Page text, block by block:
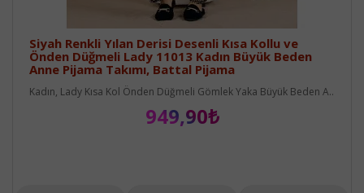
Siyah Renkli Yılan Derisi Desenli Kısa Kollu ve
Önden Düğmeli Lady 11013 Kadın Büyük Beden
Anne Pijama Takımı, Battal Pijama
Kadın, Lady Kısa Kol Önden Düğmeli Gömlek Yaka Büyük Beden A..
949,90₺